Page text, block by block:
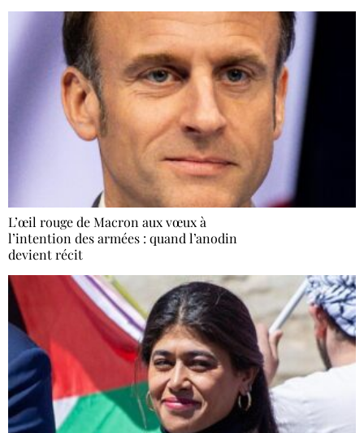
L’œil rouge de Macron aux vœux à
l’intention des armées : quand l’anodin
devient récit